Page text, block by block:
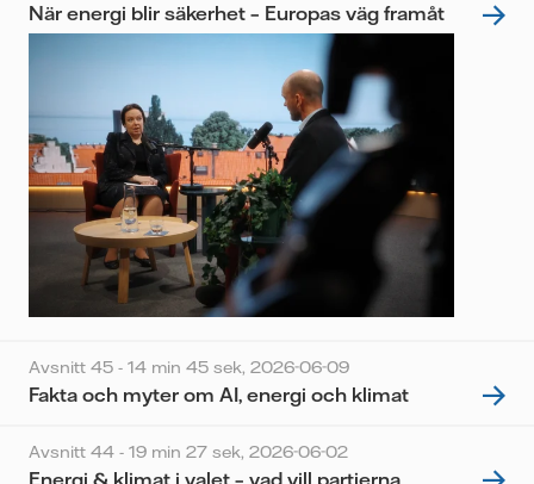
När energi blir säkerhet – Europas väg framåt
Avsnitt 45 - 14 min 45 sek, 2026-06-09
Fakta och myter om AI, energi och klimat
Avsnitt 44 - 19 min 27 sek, 2026-06-02